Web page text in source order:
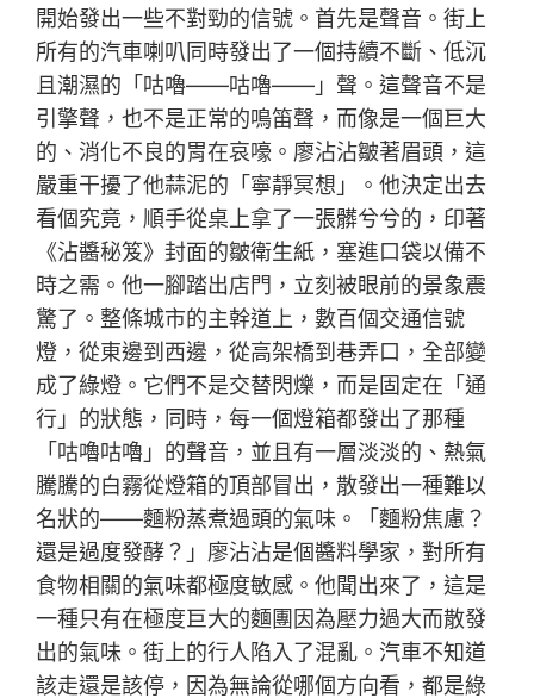
開始發出一些不對勁的信號。首先是聲音。街上
所有的汽車喇叭同時發出了一個持續不斷、低沉
且潮濕的「咕嚕——咕嚕——」聲。這聲音不是
引擎聲，也不是正常的鳴笛聲，而像是一個巨大
的、消化不良的胃在哀嚎。廖沾沾皺著眉頭，這
嚴重干擾了他蒜泥的「寧靜冥想」。他決定出去
看個究竟，順手從桌上拿了一張髒兮兮的，印著
《沾醬秘笈》封面的皺衛生紙，塞進口袋以備不
時之需。他一腳踏出店門，立刻被眼前的景象震
驚了。整條城市的主幹道上，數百個交通信號
燈，從東邊到西邊，從高架橋到巷弄口，全部變
成了綠燈。它們不是交替閃爍，而是固定在「通
行」的狀態，同時，每一個燈箱都發出了那種
「咕嚕咕嚕」的聲音，並且有一層淡淡的、熱氣
騰騰的白霧從燈箱的頂部冒出，散發出一種難以
名狀的——麵粉蒸煮過頭的氣味。「麵粉焦慮？
還是過度發酵？」廖沾沾是個醬料學家，對所有
食物相關的氣味都極度敏感。他聞出來了，這是
一種只有在極度巨大的麵團因為壓力過大而散發
出的氣味。街上的行人陷入了混亂。汽車不知道
該走還是該停，因為無論從哪個方向看，都是綠